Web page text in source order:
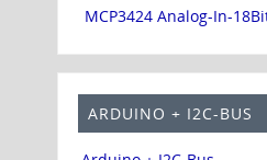
MCP3424 Analog-In-
ARDUINO + I2C-BUS